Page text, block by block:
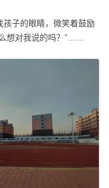
子的眼睛，微笑着鼓励
想对我说的吗？”……